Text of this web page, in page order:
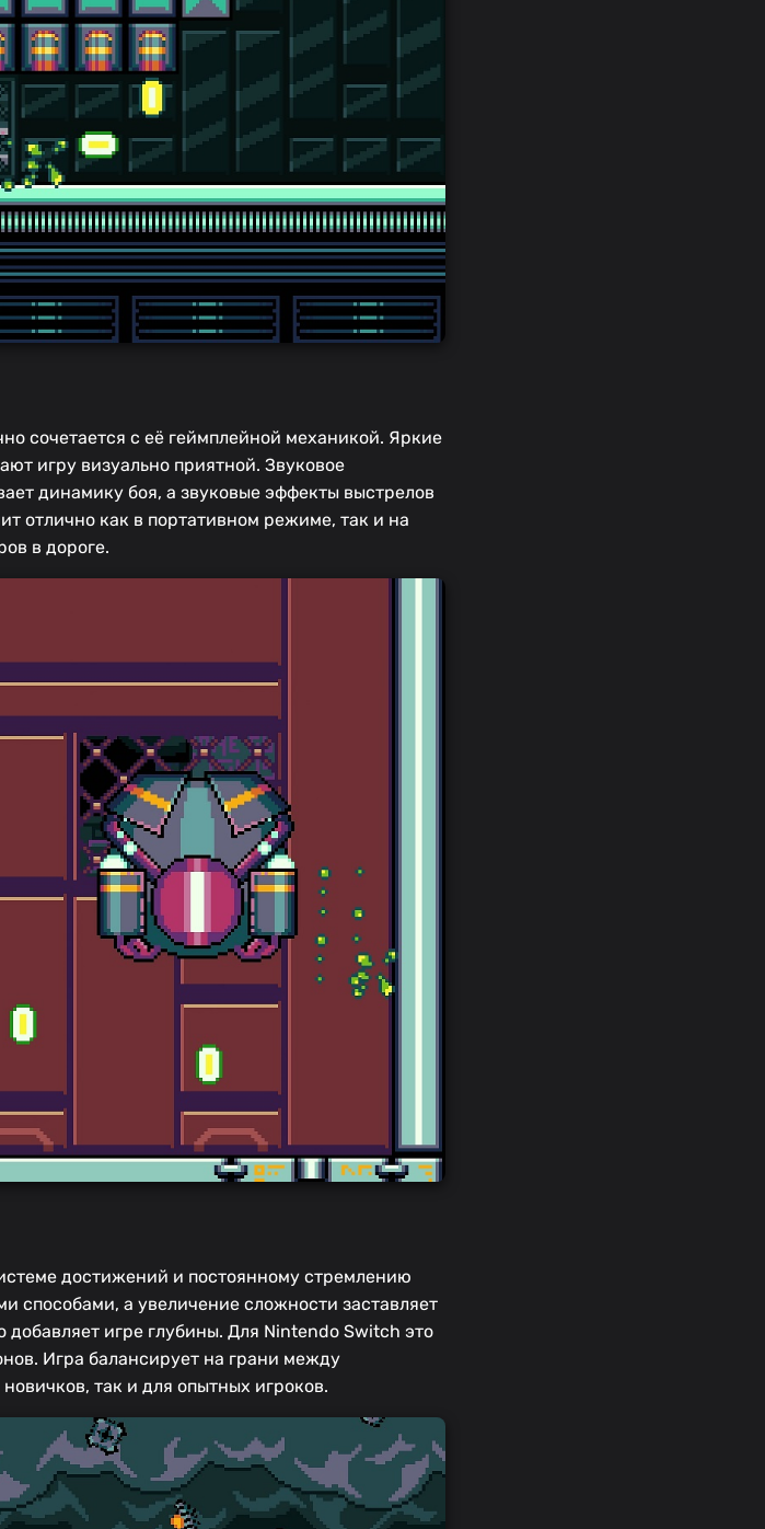
сочетается с её геймплейной механикой. Яркие
игру визуально приятной. Звуковое
динамику боя, а звуковые эффекты выстрелов
отлично как в портативном режиме, так и на
в дороге.
достижений и постоянному стремлению
способами, а увеличение сложности заставляет
добавляет игре глубины. Для Nintendo Switch это
Игра балансирует на грани между
так и для опытных игроков.